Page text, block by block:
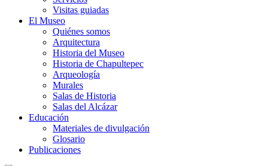
Visitas guiadas
El Museo
Quiénes somos
Arquitectura
Historia del Museo
Historia de Chapultepec
Arqueología
Murales
Salas de Historia
Salas del Alcázar
Educación
Materiales de divulgación
Glosario
Publicaciones